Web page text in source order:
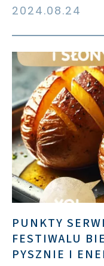
2024.08.24
PUNKTY
FESTIWALU
PYSZNIE I